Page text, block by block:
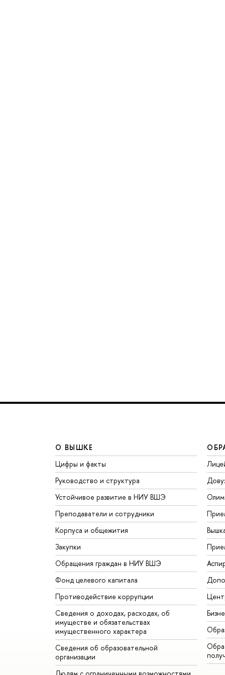
О ВЫШКЕ
Цифры и факты
Руководство и структура
Устойчивое развитие в НИУ ВШЭ
Преподаватели и сотрудники
Корпуса и общежития
Закупки
Обращения граждан в НИУ ВШЭ
Фонд целевого капитала
Противодействие коррупции
Сведения о доходах, расходах, об
имуществе и обязательствах
имущественного характера
Сведения об образовательной
организации